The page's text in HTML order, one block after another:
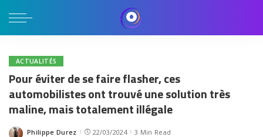
ACTUALITÉS
Pour éviter de se faire flasher, ces
automobilistes ont trouvé une solution très
maline, mais totalement illégale
Posted
Philippe Durez 22/03/2024 3 Min Read